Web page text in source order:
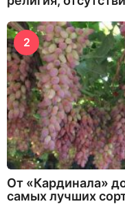
2
От «Кардинала»
самых лучших